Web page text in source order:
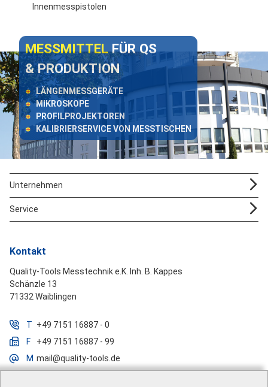
Innenmesspistolen
MESSMITTELFÜR QS
& PRODUKTION
LÄNGENMESSGERÄTE
MIKROSKOPE
PROFILPROJEKTOREN
KALIBRIERSERVICE VON MESSTISCHEN
Kontakt
Quality-Tools Messtechnik e.K. Inh. B. Kappes
Schänzle 13
71332 Waiblingen
T +49 7151 16887 - 0
F
+49 7151 16887 - 99
M mail@quality-tools.de
Unternehmen
Service